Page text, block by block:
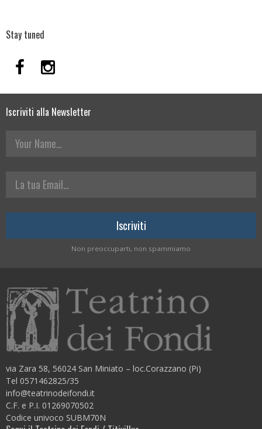
Stay tuned
Iscriviti alla Newsletter
Non preoccuparti, non spammiamo
via Zara 58, 56024 San Miniato – loc.Corazzano (Pi)
Tel 0571462825/35
info@teatrinodeifondi.it
C.F. e P.I. 01269070502
Codice univoco SUBM70N